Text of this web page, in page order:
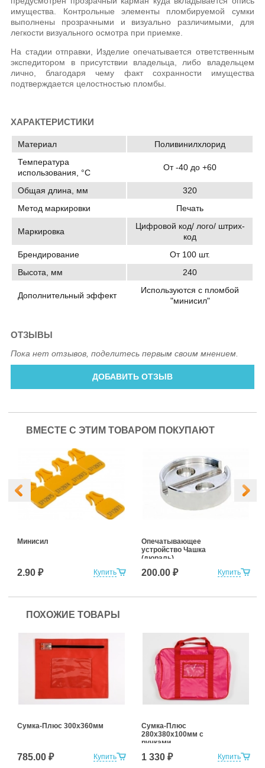
имущества. Контрольные элементы пломбируемой сумки
выполнены прозрачными и визуально различимыми, для
легкости визуального осмотра при приемке.
На стадии отправки, Изделие опечатывается ответственным
экспедитором в присутствии владельца, либо владельцем
лично, благодаря чему факт сохранности имущества
подтверждается целостностью пломбы.
ХАРАКТЕРИСТИКИ
Материал
Поливинилхлорид
Температура
использования, °C
От -40 до +60
Общая длина, мм
320
Метод маркировки
Печать
Маркировка
Цифровой код/ лого/ штрих-
код
Брендирование
От 100 шт.
Высота, мм
240
Дополнительный эффект
Используются с пломбой
"минисил"
ОТЗЫВЫ
Пока нет отзывов, поделитесь первым своим мнением.
ДОБАВИТЬ ОТЗЫВ
ВМЕСТЕ С ЭТИМ ТОВАРОМ ПОКУПАЮТ
Купить
Минисил
2.90 ₽ Купить
Опечатывающее
устройство Чашка
(дюраль)
200.00 ₽
ПОХОЖИЕ ТОВАРЫ
Купить
Сумка-Плюс 300х360мм
785.00 ₽ Купить
Сумка-Плюс
280х380х100мм с
ручками
1 330 ₽